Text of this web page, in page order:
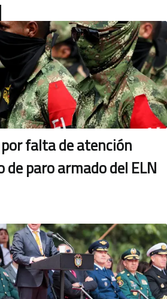
falta de atención
de paro armado del ELN